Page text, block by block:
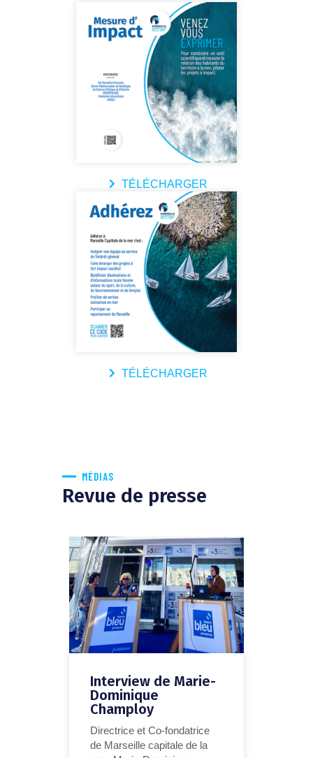
TÉLÉCHARGER
TÉLÉCHARGER
MÉDIAS
Revue de presse
Interview de Marie-
Dominique
Champloy
Directrice et Co-fondatrice
de Marseille capitale de la